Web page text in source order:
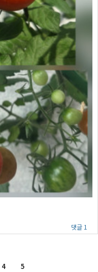
댓글 1
4 5